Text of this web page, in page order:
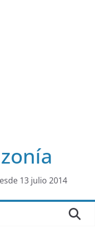
13 julio 2014